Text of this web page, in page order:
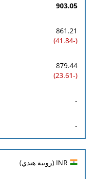
903.05
861.21
(-41.84)
879.44
(-23.61)
-
-